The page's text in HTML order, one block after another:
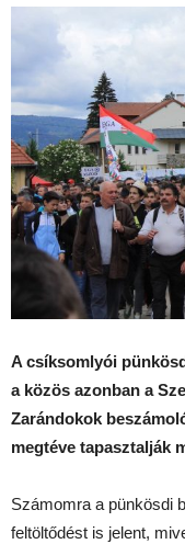
A csíksomlyói
a közös azonban a
Zarándokok
megtéve tapasztalják
Számomra a pünkösdi
feltöltődést is jelent,